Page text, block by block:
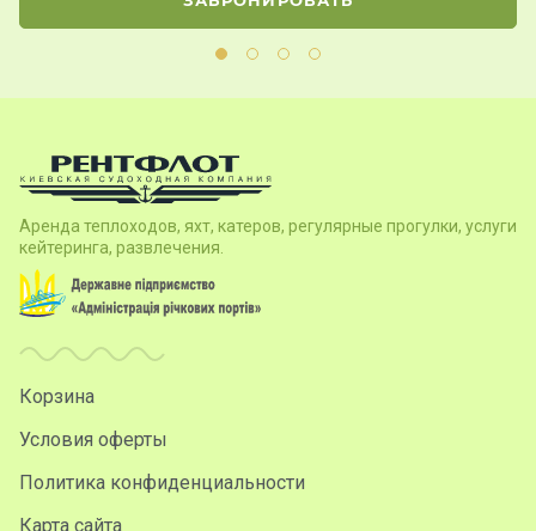
Аренда теплоходов, яхт, катеров, регулярные прогулки, услуги
кейтеринга, развлечения.
Корзина
Условия оферты
Политика конфиденциальности
Карта сайта